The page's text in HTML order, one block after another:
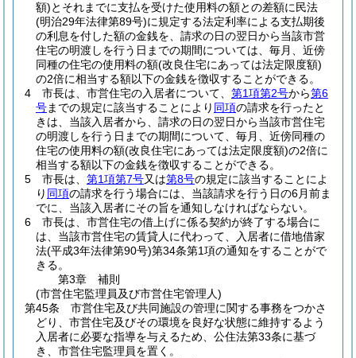
額)とそれまでに支払を受けた使用料の額との差額に民法
(明治29年法律第89号)に規定する法定利率による支払期後
の利息を付した額の金銭を、請求の日の翌日から当該市営
住宅の明渡しを行う日までの期間については、毎月、近傍
同種の住宅の使用料の額(改良住宅にあっては法定限度額)
の2倍に相当する額以下の金銭を徴収することができる。
4
市長は、市営住宅の入居者について、 第1項第2号から第6
号までの規定に該当することにより 同項の請求を行ったと
きは、当該入居者から、請求の日の翌日から当該市営住宅
の明渡しを行う日までの期間について、毎月、近傍同種の
住宅の使用料の額(改良住宅にあっては法定限度額)の2倍に
相当する額以下の金銭を徴収することができる。
5
市長は、 第1項第7号又は第8号の規定に該当することによ
り 同項の請求を行う場合には、当該請求を行う日の6月前ま
でに、当該入居者にその旨を通知しなければならない。
6
市長は、市営住宅の借上げに係る契約が終了する場合に
は、当該市営住宅の賃貸人に代わって、入居者に借地借家
法(平成3年法律第90号)第34条第1項の通知をすることがで
きる。
第3章
補則
(市営住宅監理員及び市営住宅管理人)
第45条
市営住宅及び共同施設の管理に関する事務をつかさ
どり、市営住宅及びその環境を良好な状態に維持するよう
入居者に必要な指導を与えるため、公住法第33条に基づ
き、市営住宅監理員を置く。